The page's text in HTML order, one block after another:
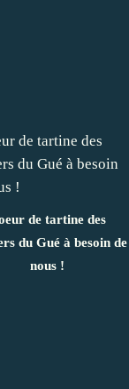
de tartine des
du Gué à besoin de
nous !